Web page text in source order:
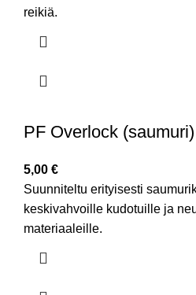
reikiä.
PF Overlock
5,00 €
Suunniteltu erityisesti
keskivahvoille kudotuille ja
materiaaleille.